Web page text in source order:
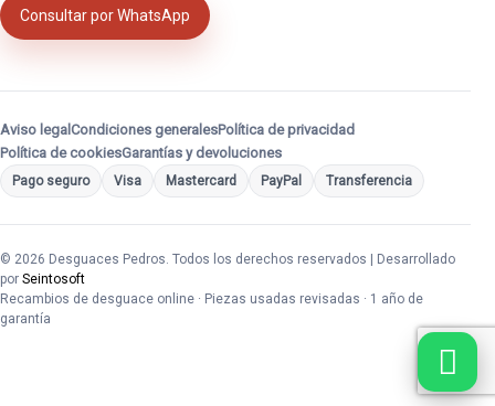
Consultar por WhatsApp
Aviso legal Condiciones generalesPolítica de privacidad
Política de cookiesGarantías y devoluciones
Pago seguro Visa Mastercard PayPal Transferencia
© 2026 Desguaces Pedros. Todos los derechos reservados | Desarrollado
por Seintosoft
Recambios de desguace online · Piezas usadas revisadas · 1 año de
garantía